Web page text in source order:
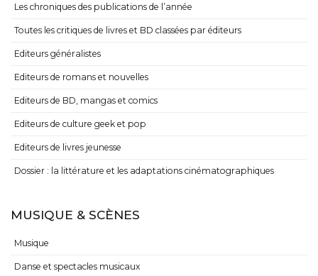
Les chroniques des publications de l’année
Toutes les critiques de livres et BD classées par éditeurs
Editeurs généralistes
Editeurs de romans et nouvelles
Editeurs de BD, mangas et comics
Editeurs de culture geek et pop
Editeurs de livres jeunesse
Dossier : la littérature et les adaptations cinématographiques
MUSIQUE & SCÈNES
Musique
Danse et spectacles musicaux